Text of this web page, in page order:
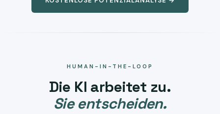
HUMAN-IN-THE-LOOP
Die KI arbeitet zu.
Sie entscheiden.